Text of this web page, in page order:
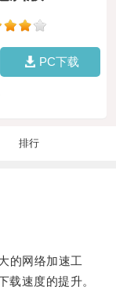
PC下载
排行
的网络加速工
载速度的提升。